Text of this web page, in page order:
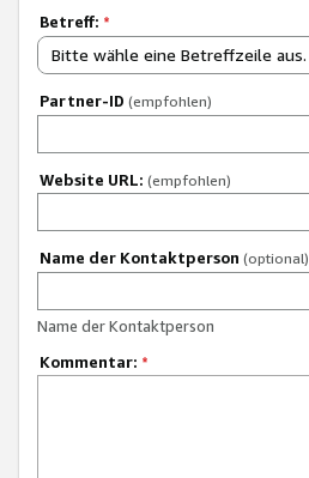
Betreff: *
Bitte wähle eine Betreffzeile aus.
Partner-ID (empfohlen)
Website URL: (empfohlen)
Name der Kontaktperson (optional)
Name der Kontaktperson
Kommentar: *